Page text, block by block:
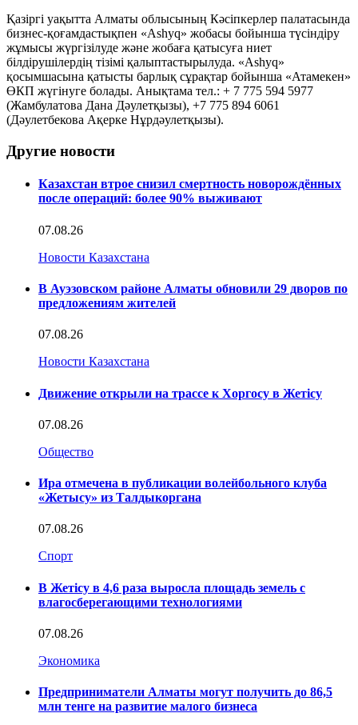
Қазіргі уақытта Алматы облысының Кәсіпкерлер палатасында
бизнес-қоғамдастықпен «Ashyq» жобасы бойынша түсіндіру
жұмысы жүргізілуде және жобаға қатысуға ниет
білдірушілердің тізімі қалыптастырылуда. «Ashyq»
қосымшасына қатысты барлық сұрақтар бойынша «Атамекен»
ӨКП жүгінуге болады. Анықтама тел.: + 7 775 594 5977
(Жамбулатова Дана Дәулетқызы), +7 775 894 6061
(Дәулетбекова Ақерке Нұрдәулетқызы).
Другие новости
Казахстан втрое снизил смертность новорождённых
после операций: более 90% выживают
07.08.26
Новости Казахстана
В Ауэзовском районе Алматы обновили 29 дворов по
предложениям жителей
07.08.26
Новости Казахстана
Движение открыли на трассе к Хоргосу в Жетісу
07.08.26
Общество
Ира отмечена в публикации волейбольного клуба
«Жетысу» из Талдыкоргана
07.08.26
Спорт
В Жетісу в 4,6 раза выросла площадь земель с
влагосберегающими технологиями
07.08.26
Экономика
Предприниматели Алматы могут получить до 86,5
млн тенге на развитие малого бизнеса